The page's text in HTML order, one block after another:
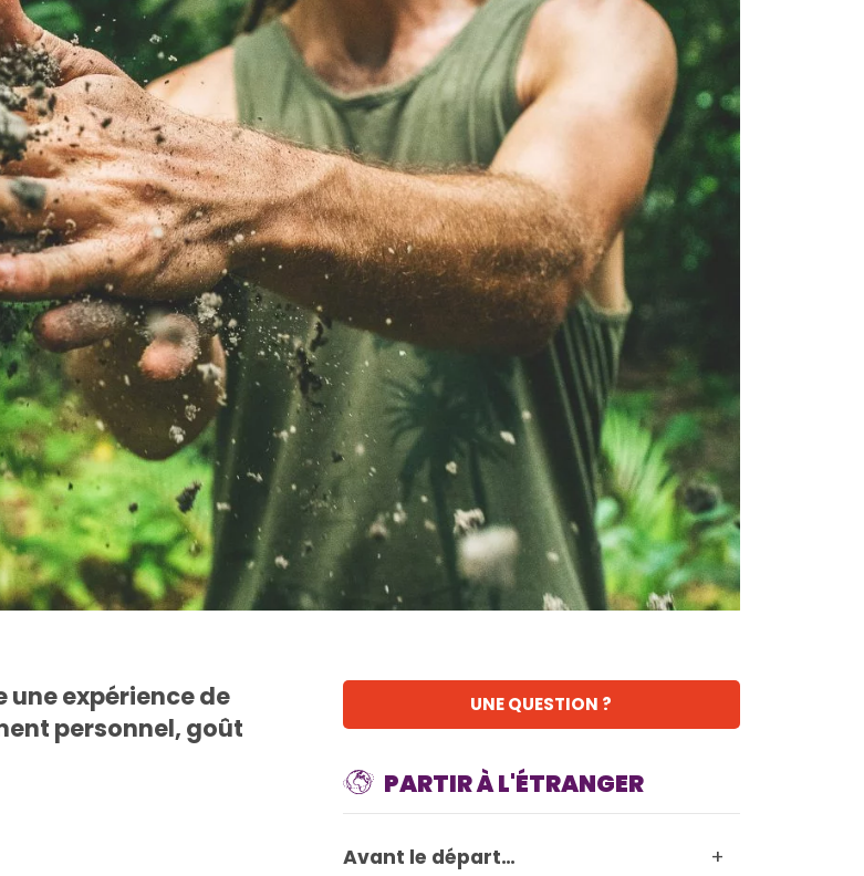
expérience de
personnel, goût
UNE QUESTION ?
PARTIR À L'ÉTRANGER
+
Avant le départ…